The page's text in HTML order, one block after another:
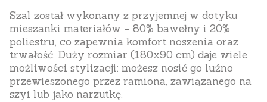
Szal został wykonany z przyjemnej w dotyku
mieszanki materiałów – 80% bawełny i 20%
poliestru, co zapewnia komfort noszenia oraz
trwałość. Duży rozmiar (180x90 cm) daje wiele
możliwości stylizacji: możesz nosić go luźno
przewieszonego przez ramiona, zawiązanego na
szyi lub jako narzutkę.